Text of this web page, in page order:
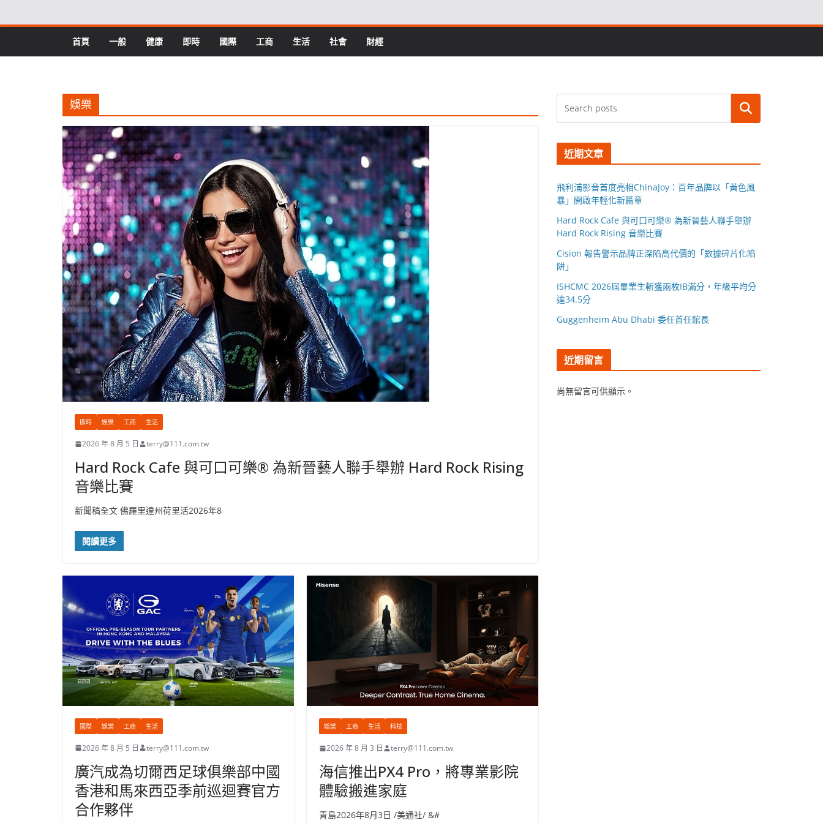
to
首頁 一般 健康 即時 國際 工商 生活 社會 財經
娛樂
即時 娛樂 工商 生活
2026 年 8 月 5 日 terry@111.com.tw
Hard Rock Cafe 與可口可樂® 為新晉藝人聯手舉辦 Hard Rock Rising
音樂比賽
新聞稿全文 佛羅里達州荷里活2026年8
閱讀更多
國際 娛樂 工商 生活
2026 年 8 月 5 日 terry@111.com.tw
廣汽成為切爾西足球俱樂部中國
香港和馬來西亞季前巡迴賽官方
合作夥伴
娛樂 工商 生活 科技
2026 年 8 月 3 日 terry@111.com.tw
海信推出PX4 Pro，將專業影院
體驗搬進家庭
青島2026年8月3日 /美通社/ &#
搜尋
近期文章
飛利浦影音首度亮相ChinaJoy：百年品牌以「黃色風
暴」開啟年輕化新篇章
Hard Rock Cafe 與可口可樂® 為新晉藝人聯手舉辦
Hard Rock Rising 音樂比賽
Cision 報告警示品牌正深陷高代價的「數據碎片化陷
阱」
ISHCMC 2026屆畢業生斬獲兩枚IB滿分，年級平均分
達34.5分
Guggenheim Abu Dhabi 委任首任館長
近期留言
尚無留言可供顯示。